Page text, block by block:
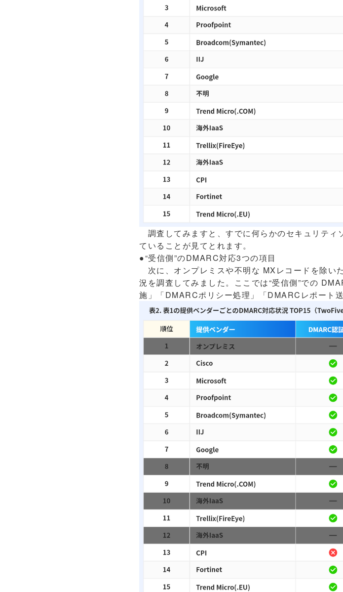
調査してみますと、すでに何らかのセキュリティ
ていることが見てとれます。
●“受信側”のDMARC対応3つの項目
次に、オンプレミスや不明な MXレコードを除い
況を調査してみました。ここでは“受信側”での
施」「DMARCポリシー処理」「DMARCレポート